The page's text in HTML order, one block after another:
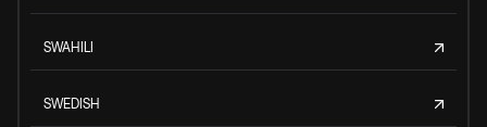
SWAHILI
SWEDISH